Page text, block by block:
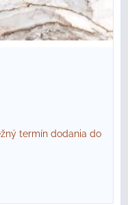
termín dodania do